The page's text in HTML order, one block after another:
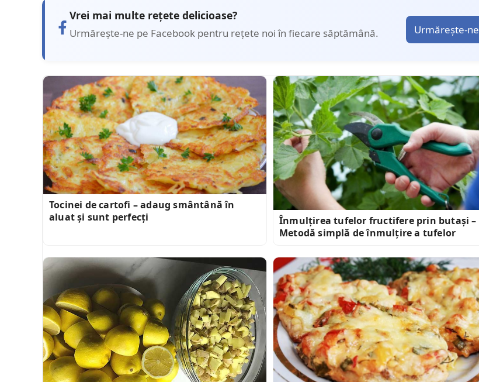
Vrei mai multe rețete delicioase?
Urmărește-ne pe Facebook pentru rețete noi în fiecare săptămână. Urmărește-ne
Tocinei de cartofi – adaug smântână în
aluat și sunt perfecți
Înmulțirea tufelor fructifere prin butași –
Metodă simplă de înmulțire a tufelor